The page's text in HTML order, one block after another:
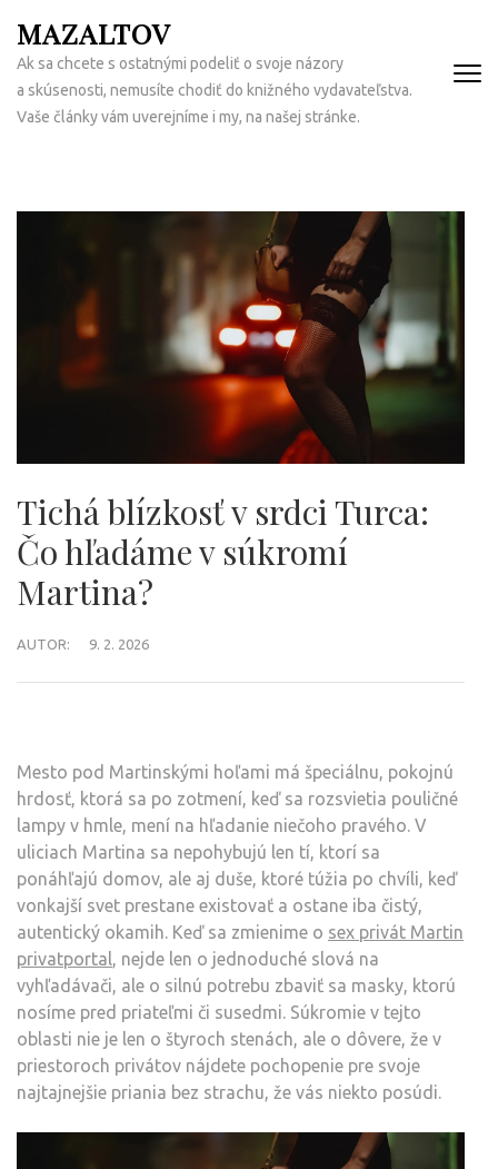
na
obsah
(Enter)
MAZALTOV
Ak sa chcete s ostatnými podeliť o svoje názory
a skúsenosti, nemusíte chodiť do knižného vydavateľstva.
Vaše články vám uverejníme i my, na našej stránke.
Tichá blízkosť v srdci Turca:
Čo hľadáme v súkromí
Martina?
AUTOR: 9. 2. 2026
Mesto pod Martinskými hoľami má špeciálnu, pokojnú
hrdosť, ktorá sa po zotmení, keď sa rozsvietia pouličné
lampy v hmle, mení na hľadanie niečoho pravého. V
uliciach Martina sa nepohybujú len tí, ktorí sa
ponáhľajú domov, ale aj duše, ktoré túžia po chvíli, keď
vonkajší svet prestane existovať a ostane iba čistý,
autentický okamih. Keď sa zmienime o sex privát Martin
privatportal, nejde len o jednoduché slová na
vyhľadávači, ale o silnú potrebu zbaviť sa masky, ktorú
nosíme pred priateľmi či susedmi. Súkromie v tejto
oblasti nie je len o štyroch stenách, ale o dôvere, že v
priestoroch privátov nájdete pochopenie pre svoje
najtajnejšie priania bez strachu, že vás niekto posúdi.